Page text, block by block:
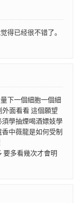
得已经很不错了。
下一個細胞一個細
面看看 這個願望
學抽煙喝酒嫖妓學
中薇龍是如何受制
要多看幾次才會明